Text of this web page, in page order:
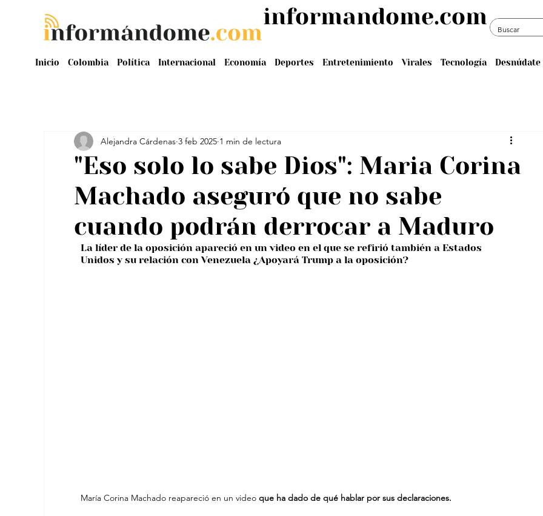
Inicio Colombia Política Internacional Economía Deportes Entretenimiento Virales Tecnología Desnúdate
informandome.com
"Eso solo lo sabe Dios": Maria Corina
Machado aseguró que no sabe
cuando podrán derrocar a Maduro
Alejandra Cárdenas 3 feb 2025 1 min de lectura
La líder de la oposición apareció en un video en el que se refirió también a Estados
Unidos y su relación con Venezuela ¿Apoyará Trump a la oposición?
María Corina Machado reapareció en un video que ha dado de qué hablar por sus declaraciones.